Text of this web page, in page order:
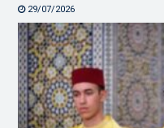
29/07/2026